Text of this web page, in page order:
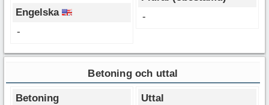
Engelska
-
-
Betoning och uttal
Betoning
Uttal